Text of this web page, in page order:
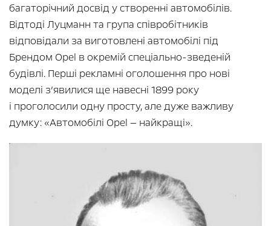
багаторічний досвід у створенні автомобілів.
Відтоді Луцманн та група співробітників
відповідали за виготовлені автомобілі під
Брендом Opel в окремій спеціально-зведеній
будівлі. Перші рекламні оголошення про нові
моделі з’явилися ще навесні 1899 року
і проголосили одну просту, але дуже важливу
думку: «Автомобілі Opel — найкращі».